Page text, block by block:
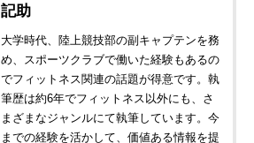
記助
大学時代、陸上競技部の副キャプテンを務
め、スポーツクラブで働いた経験もあるの
でフィットネス関連の話題が得意です。執
筆歴は約6年でフィットネス以外にも、さ
まざまなジャンルにて執筆しています。今
までの経験を活かして、価値ある情報を提